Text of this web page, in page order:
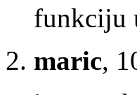
funkciju
maric,